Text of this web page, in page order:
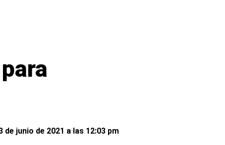
de junio de 2021 a las 12:03 pm